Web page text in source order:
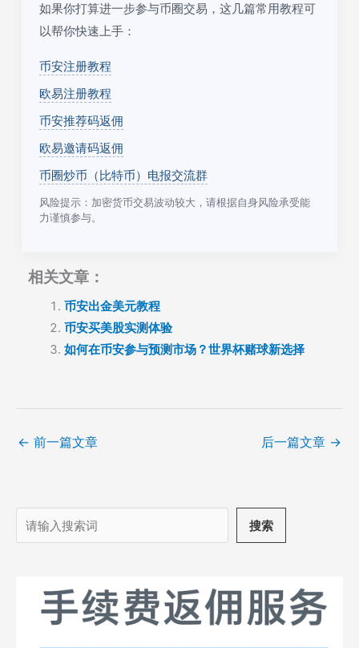
如果你打算进一步参与币圈交易，这几篇常用教程可
以帮你快速上手：
币安注册教程
欧易注册教程
币安推荐码返佣
欧易邀请码返佣
币圈炒币（比特币）电报交流群
风险提示：加密货币交易波动较大，请根据自身风险承受能
力谨慎参与。
相关文章：
币安出金美元教程
币安买美股实测体验
如何在币安参与预测市场？世界杯赌球新选择
← 前一篇文章 后一篇文章 →
搜
索
搜索